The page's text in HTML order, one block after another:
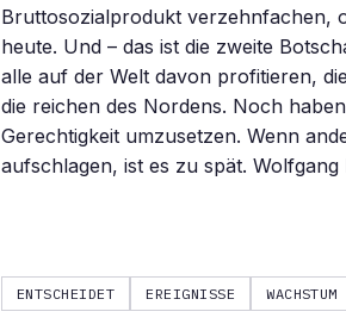
Bruttosozialprodukt verzehnfachen,
heute. Und – das ist die zweite
alle auf der Welt davon profitieren,
die reichen des Nordens. Noch
Gerechtigkeit umzusetzen. Wenn
aufschlagen, ist es zu spät. Wolfgang
ENTSCHEIDET EREIGNISSE WACHSTUM